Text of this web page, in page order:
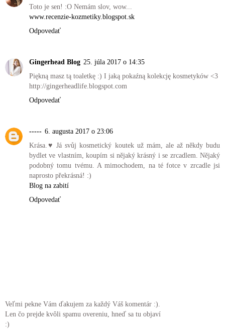
Toto je sen! :O Nemám slov, wow...
www.recenzie-kozmetiky.blogspot.sk
Odpovedať
Gingerhead Blog 25. júla 2017 o 14:35
Piękną masz tą toaletkę :) I jaką pokaźną kolekcję kosmetyków <3
http://gingerheadlife.blogspot.com
Odpovedať
----- 6. augusta 2017 o 23:06
Krása.♥ Já svůj kosmetický koutek už mám, ale až někdy budu
bydlet ve vlastním, koupím si nějaký krásný i se zrcadlem. Nějaký
podobný tomu tvému. A mimochodem, na té fotce v zrcadle jsi
naprosto překrásná! :)
Blog na zabití
Odpovedať
Veľmi pekne Vám ďakujem za každý Váš komentár :).
Len čo prejde kvôli spamu overeniu, hneď sa tu objaví
:)